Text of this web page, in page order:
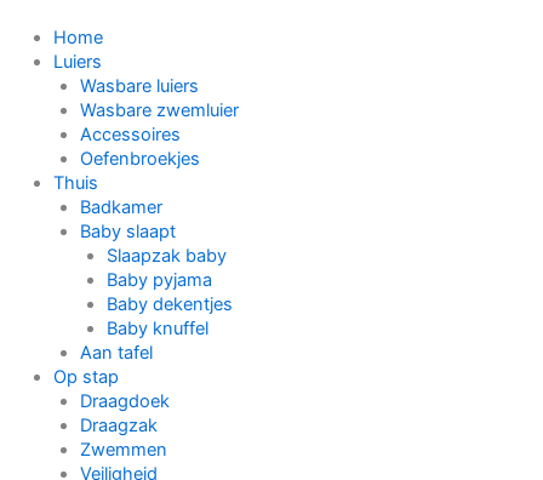
Home
Luiers
Wasbare luiers
Wasbare zwemluier
Accessoires
Oefenbroekjes
Thuis
Badkamer
Baby slaapt
Slaapzak baby
Baby pyjama
Baby dekentjes
Baby knuffel
Aan tafel
Op stap
Draagdoek
Draagzak
Zwemmen
Veiligheid